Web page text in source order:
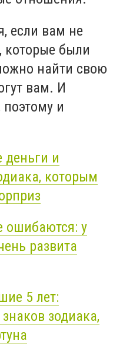
если вам не
которые были
найти свою
вам. И
и
деньги и
которым
ошибаются: у
развита
5 лет:
зодиака,